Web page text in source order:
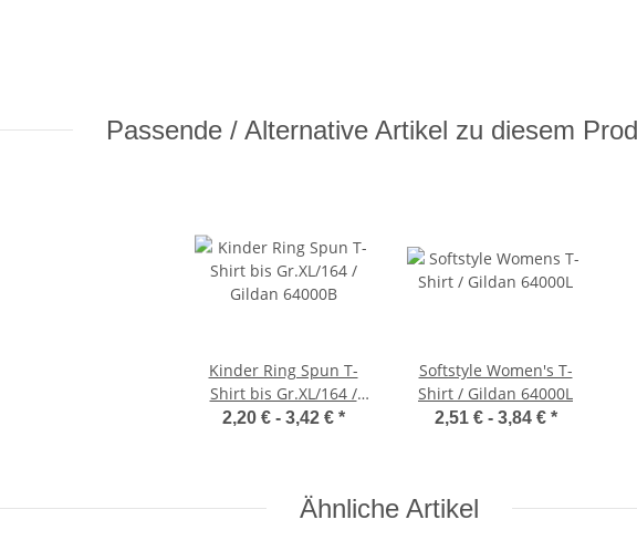
Passende / Alternative Artikel zu diesem
Kinder Ring Spun T-
Shirt bis Gr.XL/164 /
Gildan 64000B
2,20 € - 3,42 € *
Softstyle Women's T-
Shirt / Gildan 64000L
2,51 € - 3,84 € *
Ähnliche Artikel